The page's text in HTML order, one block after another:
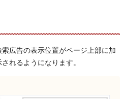
広告の表示位置がページ上部に加
れるようになります。